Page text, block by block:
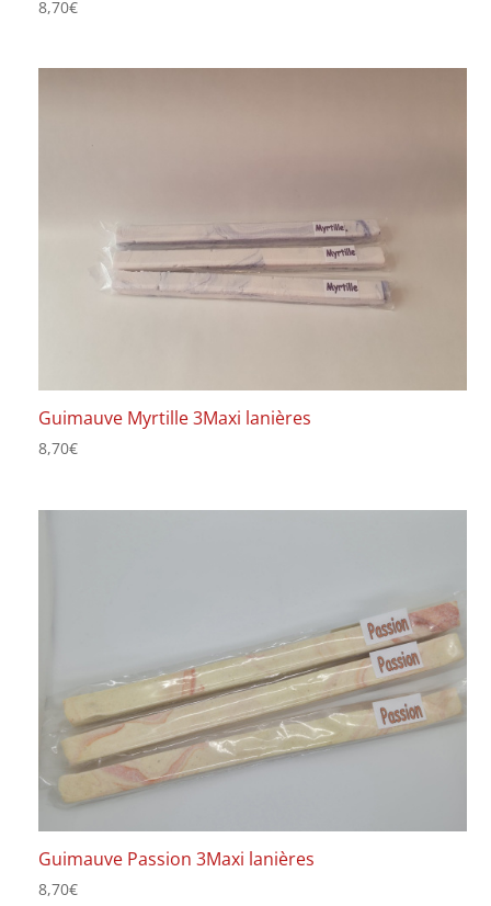
8,70€
Guimauve Myrtille 3Maxi lanières
8,70€
Guimauve Passion 3Maxi lanières
8,70€